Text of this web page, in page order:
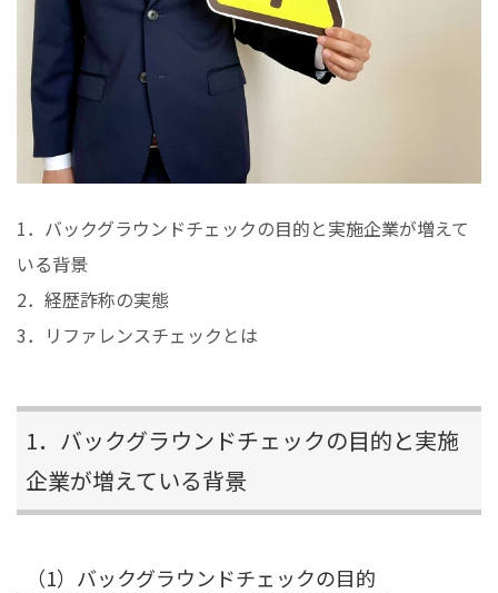
1．バックグラウンドチェックの目的と実施企業が増えて
いる背景
2．経歴詐称の実態
3．リファレンスチェックとは
1．バックグラウンドチェックの目的と実施
企業が増えている背景
（1）バックグラウンドチェックの目的